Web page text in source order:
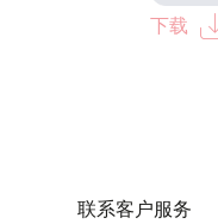
下载
联系客户服务